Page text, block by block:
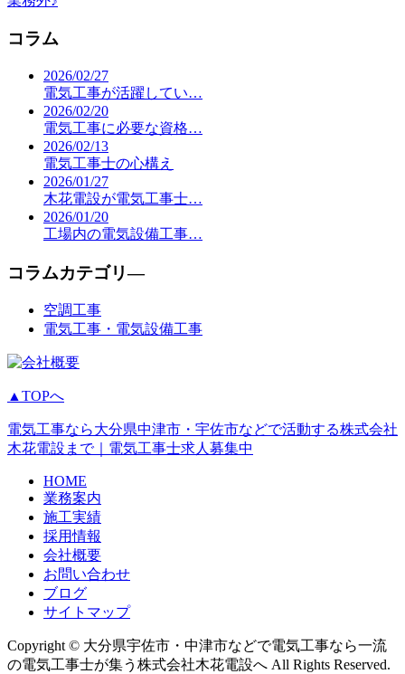
コラム
2026/02/27
電気工事が活躍してい…
2026/02/20
電気工事に必要な資格…
2026/02/13
電気工事士の心構え
2026/01/27
木花電設が電気工事士…
2026/01/20
工場内の電気設備工事…
コラムカテゴリ―
空調工事
電気工事・電気設備工事
▲TOPへ
電気工事なら大分県中津市・宇佐市などで活動する株式会社
木花電設まで｜電気工事士求人募集中
HOME
業務案内
施工実績
採用情報
会社概要
お問い合わせ
ブログ
サイトマップ
Copyright © 大分県宇佐市・中津市などで電気工事なら一流
の電気工事士が集う株式会社木花電設へ All Rights Reserved.